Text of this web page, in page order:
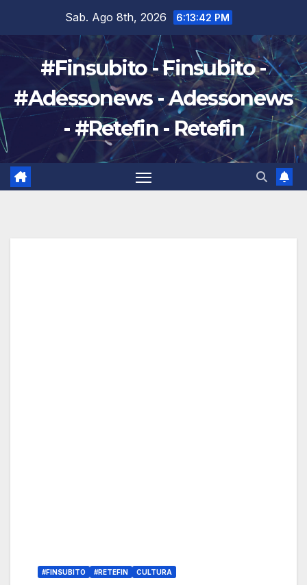
contenuto
Sab. Ago 8th, 2026 6:13:43 PM
#Finsubito - Finsubito -
#Adessonews - Adessonews
- #Retefin - Retefin
#FINSUBITO #RETEFIN CULTURA